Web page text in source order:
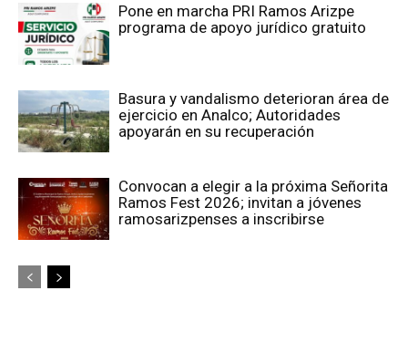
Pone en marcha PRI Ramos Arizpe
programa de apoyo jurídico gratuito
Basura y vandalismo deterioran área de
ejercicio en Analco; Autoridades
apoyarán en su recuperación
Convocan a elegir a la próxima Señorita
Ramos Fest 2026; invitan a jóvenes
ramosarizpenses a inscribirse